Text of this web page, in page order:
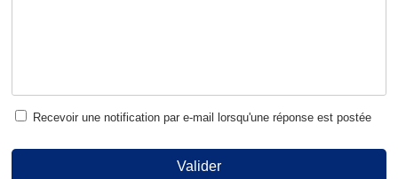
Recevoir une notification par e-mail lorsqu'une réponse est postée
Valider